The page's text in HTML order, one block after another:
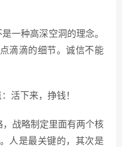
一种高深空洞的理念。
滴滴的细节。诚信不能
活下来，挣钱！
战略制定里面有两个核
人是最关键的，其次是